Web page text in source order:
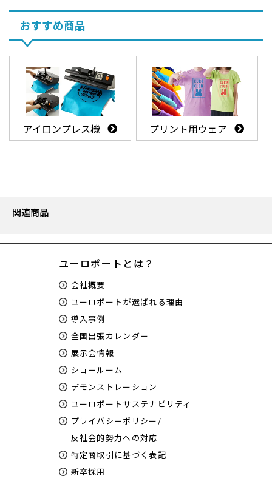
おすすめ商品
アイロンプレス機 プリント用ウェア
関連商品
ユーロポートとは？
会社概要
ユーロポートが選ばれる理由
導入事例
全国出張カレンダー
展示会情報
ショールーム
デモンストレーション
ユーロポートサステナビリティ
プライバシーポリシー/
反社会的勢力への対応
特定商取引に基づく表記
新卒採用